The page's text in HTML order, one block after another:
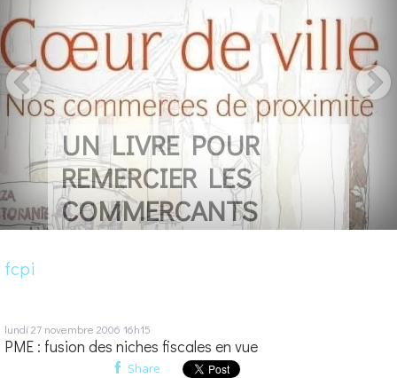
UN LIVRE POUR
REMERCIER LES
COMMERCANTS
fcpi
lundi 27 novembre 2006 16h15
PME : fusion des niches fiscales en vue
Share